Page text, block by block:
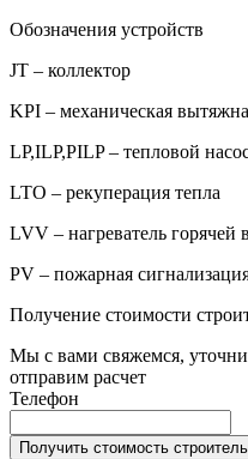
Обозначения устройств
JT – коллектор
KPI – механическая
LP,ILP,PILP – тепловой
LTO – рекуперация тепла
LVV – нагреватель горячей
PV – пожарная
Получение стоимости
Мы с вами свяжемся,
отправим расчет
Телефон
Получить стоимость